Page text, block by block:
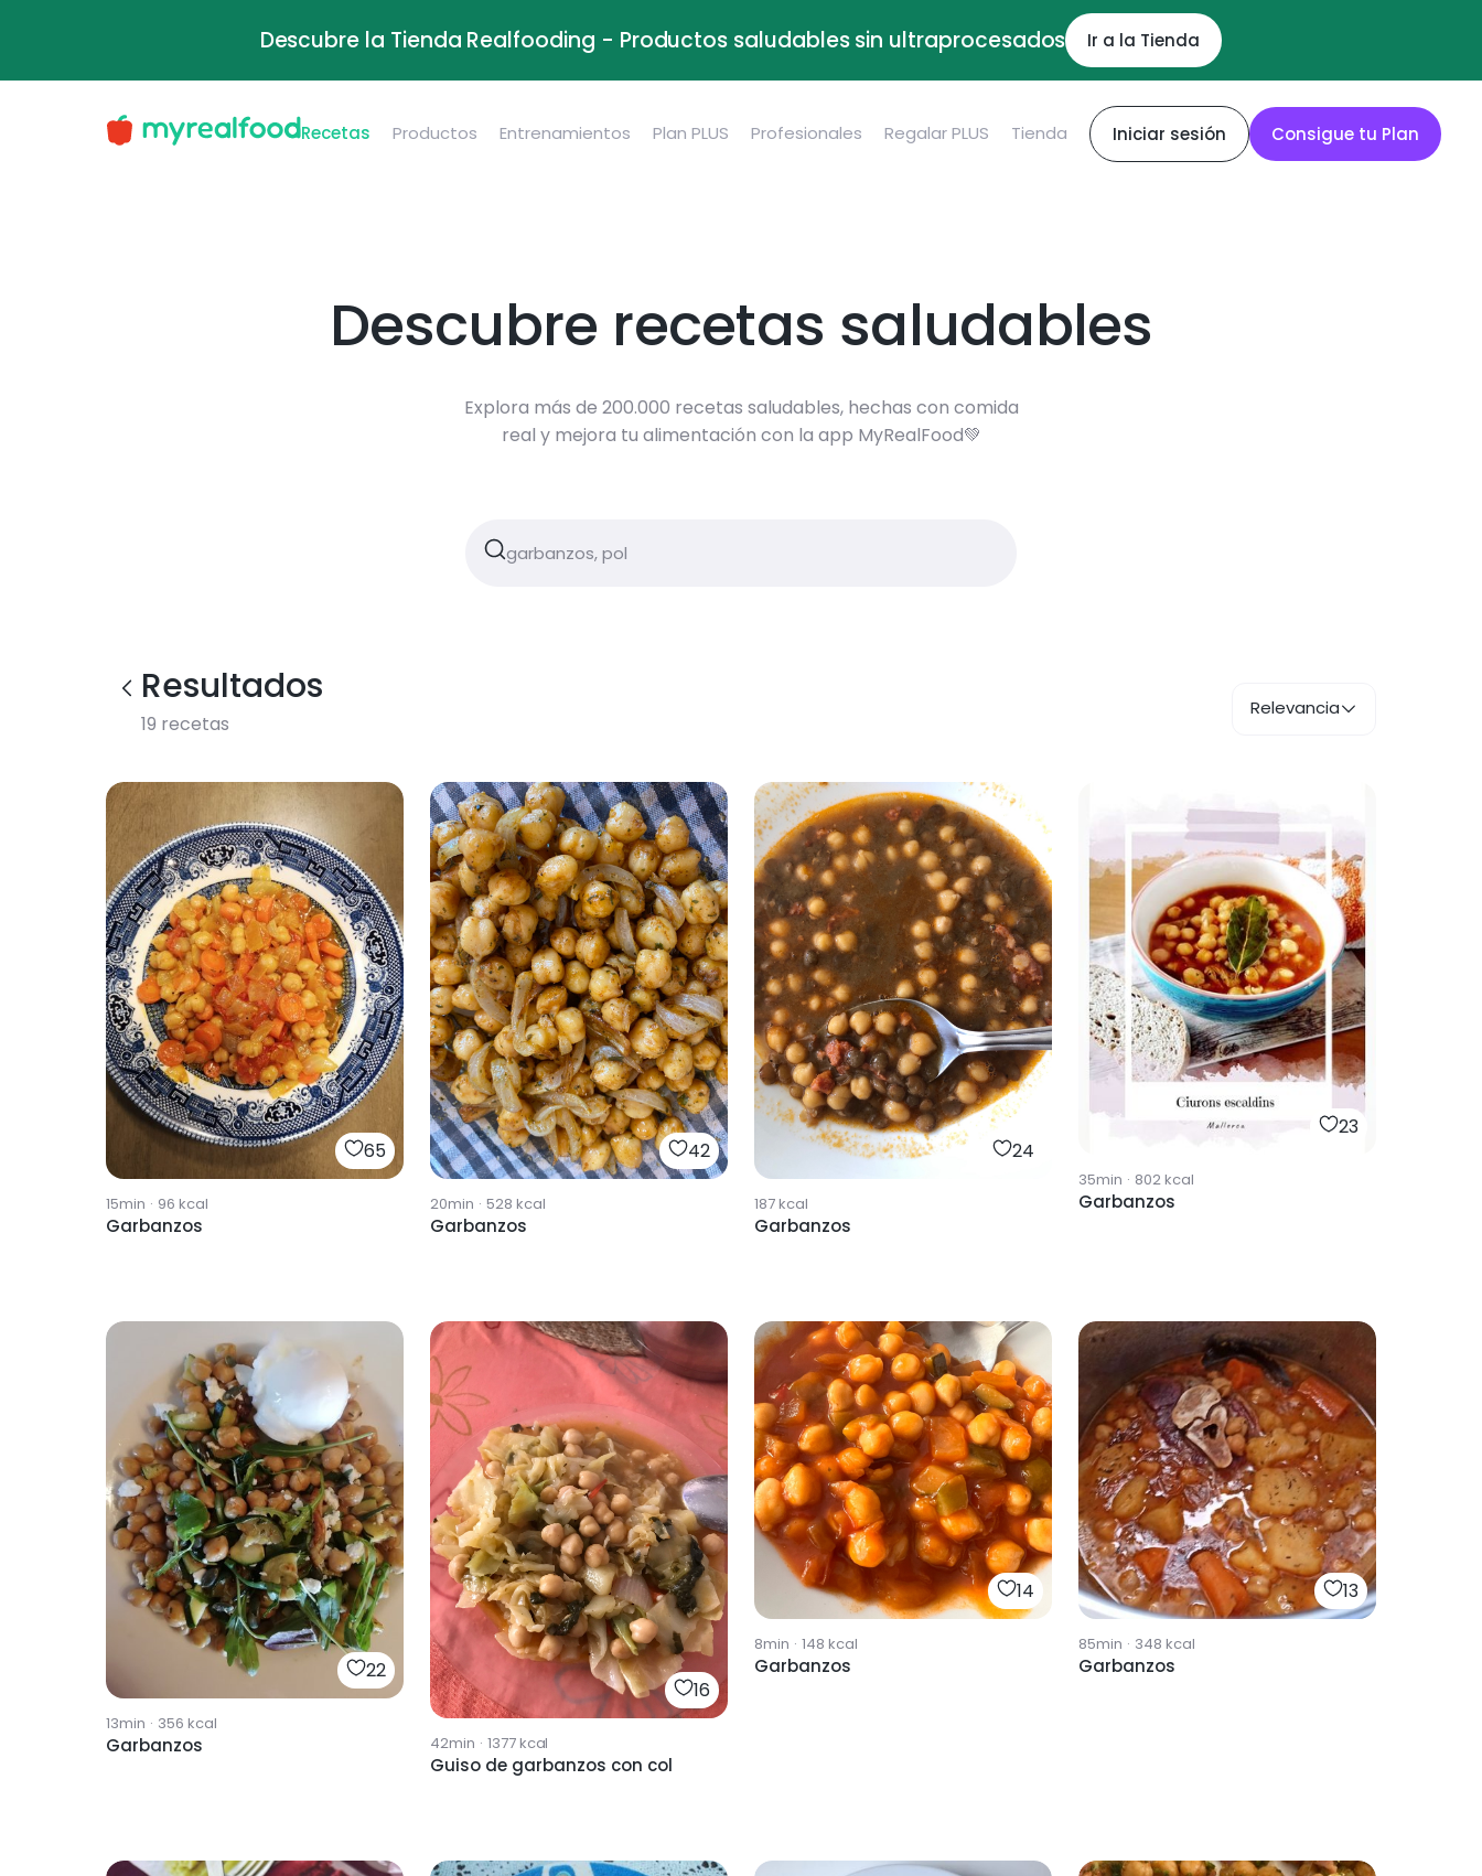
Descubre la Tienda Realfooding - Productos saludables sin ultraprocesados Ir a la Tienda
Recetas Productos Entrenamientos Plan PLUS Profesionales Regalar PLUS Tienda Iniciar sesión Consigue tu Plan
Descubre recetas saludables
Explora más de 200.000 recetas saludables, hechas con comida
real y mejora tu alimentación con la app MyRealFood💚
Resultados
19 recetas
Relevancia
65
15min · 96 kcal
Garbanzos
42
20min · 528 kcal
Garbanzos
24
187kcal
Garbanzos
23
35min · 802kcal
Garbanzos
22
13min · 356 kcal
Garbanzos
16
42min · 1377kcal
Guiso de garbanzos con col
14
8min · 148 kcal
Garbanzos
13
85min · 348 kcal
Garbanzos